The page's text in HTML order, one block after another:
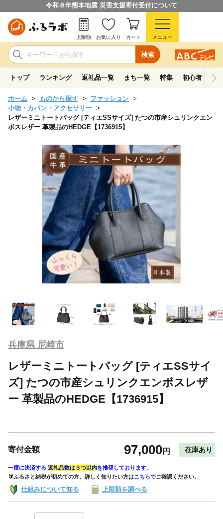
令和８年熊本地震 災害支援寄付受付について
検索
上限額 お気に入り カート メニュー
トップ ランキング 返礼品一覧 まち一覧 特集 初心者ガイド
ホーム ものから探す
ファッション
小物・カバン・アクセサリー
レザーミニトートバッグ [ティエSSサイズ] たつの市産シュリンクエン
ボスレザー 革製品のHEDGE【1736915】
兵庫県 尼崎市
レザーミニトートバッグ [ティエSSサイ
ズ] たつの市産シュリンクエンボスレザ
ー 革製品のHEDGE【1736915】
寄付金額 97,000円 在庫あり
一度に決済する 返礼品数は３つ以内を推奨しております。
🔰ふるさと納税が初めての方、詳しく知りたい方はこちらでご確認ください。
仕組みについて知る 上限額を調べる